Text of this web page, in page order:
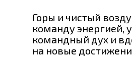
Горы и чистый
команду энергией,
командный дух и
на новые